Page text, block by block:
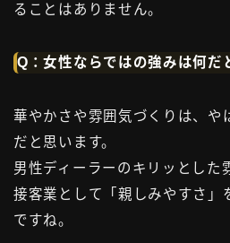
ることはありません。
Q：女性ならではの強みは何だ
華やかさや雰囲気づくりは、や
だと思います。
男性ディーラーのキリッとした
接客業として「親しみやすさ」
ですね。